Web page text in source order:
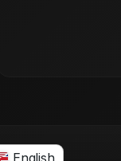
English